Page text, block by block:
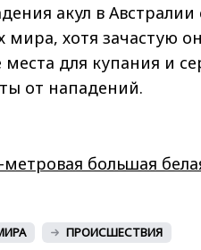
акул в
мира, хотя зачастую
для купания и
от нападений.
метровая большая
ПРОИСШЕСТВИЯ